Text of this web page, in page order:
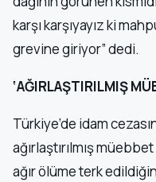
karşı karşıyayız ki
grevine giriyor” dedi.
‘AĞIRLAŞTIRILMIŞ
Türkiye’de idam
ağırlaştırılmış
ağır ölüme terk